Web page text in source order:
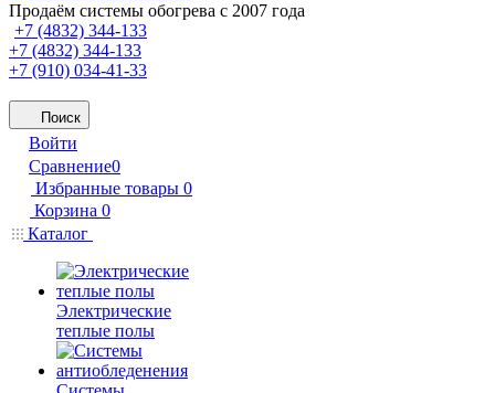
Продаём системы обогрева с 2007 года
+7 (4832) 344-133
+7 (4832) 344-133
+7 (910) 034-41-33
Поиск
Войти
Сравнение0
Избранные товары 0
Корзина 0
Каталог
Электрические
теплые полы